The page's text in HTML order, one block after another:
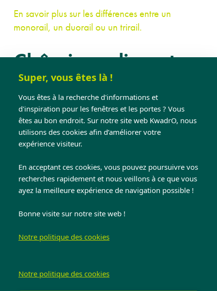
Super, vous êtes là !
Vous êtes à la recherche d'informations et
d'inspiration pour les fenêtres et les portes ? Vous
êtes au bon endroit. Sur notre site web KwadrO, nous
utilisons des cookies afin d’améliorer votre
expérience visiteur.
En acceptant ces cookies, vous pouvez poursuivre vos
recherches rapidement et nous veillons à ce que vous
ayez la meilleure expérience de navigation possible !
Bonne visite sur notre site web !
Notre politique des cookies
Notre politique des cookies
En savoir plus sur les différences entre un
monorail, un duorail ou un trirail.
Châssis coulissant
avec seuil encastré
Dans le cas d’un châssis coulissant encastré, le
cadre dormant est (en grande partie) intégré
dans le sol. Vous obtenez ainsi un seuil plat –
sans marche ou avec une toute petite marche –
lorsque vous souhaitez passer de l’intérieur vers
l’extérieur, ou inversement.
En savoir plus sur les châssis coulissants